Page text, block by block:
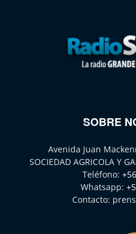
SOBRE
Avenida Juan
SOCIEDAD AGRICOLA Y
Teléfono:
Whatsapp:
Contacto: